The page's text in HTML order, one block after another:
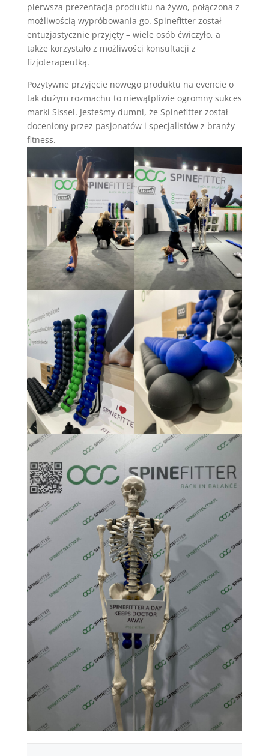
pierwsza prezentacja produktu na żywo, połączona z
możliwością wypróbowania go. Spinefitter został
entuzjastycznie przyjęty – wiele osób ćwiczyło, a
także korzystało z możliwości konsultacji z
fizjoterapeutką.
Pozytywne przyjęcie nowego produktu na evencie o
tak dużym rozmachu to niewątpliwie ogromny sukces
marki Sissel. Jesteśmy dumni, że Spinefitter został
doceniony przez pasjonatów i specjalistów z branży
fitness.